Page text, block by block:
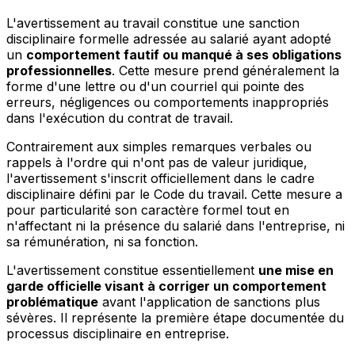
L'avertissement au travail constitue une sanction
disciplinaire formelle adressée au salarié ayant adopté
un comportement fautif ou manqué à ses obligations
professionnelles. Cette mesure prend généralement la
forme d'une lettre ou d'un courriel qui pointe des
erreurs, négligences ou comportements inappropriés
dans l'exécution du contrat de travail.
Contrairement aux simples remarques verbales ou
rappels à l'ordre qui n'ont pas de valeur juridique,
l'avertissement s'inscrit officiellement dans le cadre
disciplinaire défini par le Code du travail. Cette mesure a
pour particularité son caractère formel tout en
n'affectant ni la présence du salarié dans l'entreprise, ni
sa rémunération, ni sa fonction.
L'avertissement constitue essentiellement une mise en
garde officielle visant à corriger un comportement
problématique avant l'application de sanctions plus
sévères. Il représente la première étape documentée du
processus disciplinaire en entreprise.